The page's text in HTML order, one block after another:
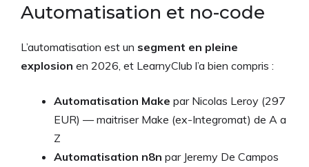
Automatisation et no-code
L’automatisation est un segment en pleine
explosion en 2026, et LearnyClub l’a bien compris :
Automatisation Make par Nicolas Leroy (297
EUR) — maitriser Make (ex-Integromat) de A a
Z
Automatisation n8n par Jeremy De Campos